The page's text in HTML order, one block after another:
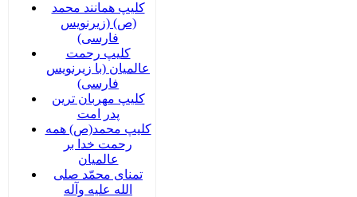
کلیپ همانند محمد
(ص) (زیرنویس
فارسی)
کلیپ رحمت
عالمیان (با زیرنویس
فارسی)
کلیپ مهربان ترین
پدر امت
کلیپ محمد(ص) همه
رحمت خدا بر
عالمیان
تمنای محمّد صلی
الله علیه وآله